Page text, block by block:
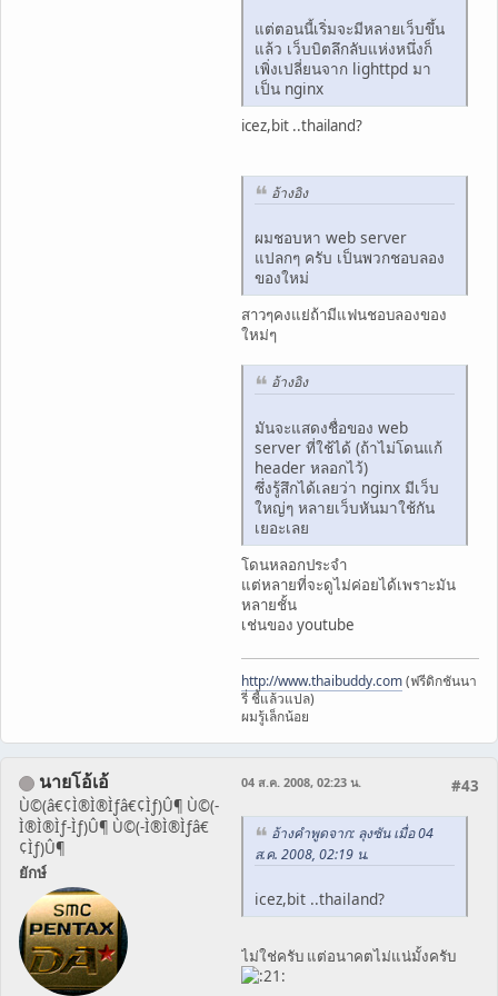
แต่ตอนนี้เริ่มจะมีหลายเว็บขึ้น
แล้ว เว็บบิตลึกลับแห่งหนึ่งก็
เพิ่งเปลี่ยนจาก lighttpd มา
เป็น nginx
icez,bit ..thailand?
อ้างอิง
ผมชอบหา web server
แปลกๆ ครับ เป็นพวกชอบลอง
ของใหม่
สาวๆคงแย่ถ้ามีแฟนชอบลองของ
ใหม่ๆ
อ้างอิง
มันจะแสดงชื่อของ web
server ที่ใช้ได้ (ถ้าไม่โดนแก้
header หลอกไว้)
ซึ่งรู้สึกได้เลยว่า nginx มีเว็บ
ใหญ่ๆ หลายเว็บหันมาใช้กัน
เยอะเลย
โดนหลอกประจำ
แต่หลายที่จะดูไม่ค่อยได้เพราะมัน
หลายชั้น
เช่นของ youtube
http://www.thaibuddy.com(ฟรีดิกชันนา
รี่ ชี้แล้วแปล)
ผมรู้เล็กน้อย
นายโอ้เอ้
Ù©(â€¢Ì®Ì®Ìƒâ€¢Ìƒ)Û¶ Ù©(-
Ì®Ì®Ìƒ-Ìƒ)Û¶ Ù©(-Ì®Ì®Ìƒâ€
¢Ìƒ)Û¶
ยักษ์
#43
04 ส.ค. 2008, 02:23 น.
อ้างคำพูดจาก: ลุงซัน เมื่อ 04
ส.ค. 2008, 02:19 น.
icez,bit ..thailand?
ไม่ใช่ครับ แต่อนาคตไม่แน่มั้งครับ